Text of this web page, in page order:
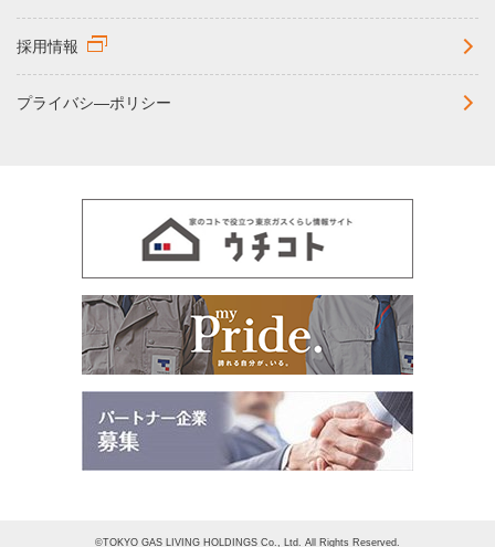
採用情報
プライバシ―ポリシー
©TOKYO GAS LIVING HOLDINGS Co., Ltd. All Rights Reserved.